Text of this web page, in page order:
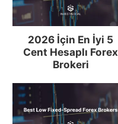
2026 İçin En İyi 5
Cent Hesaplı Forex
Brokeri